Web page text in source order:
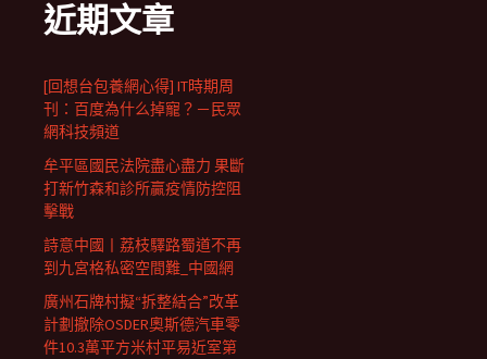
近期文章
[回想台包養網心得] IT時期周
刊：百度為什么掉寵？－民眾
網科技頻道
牟平區國民法院盡心盡力 果斷
打新竹森和診所贏疫情防控阻
擊戰
詩意中國丨荔枝驛路蜀道不再
到九宮格私密空間難_中國網
廣州石牌村擬“拆整結合”改革
計劃撤除OSDER奧斯德汽車零
件10.3萬平方米村平易近室第